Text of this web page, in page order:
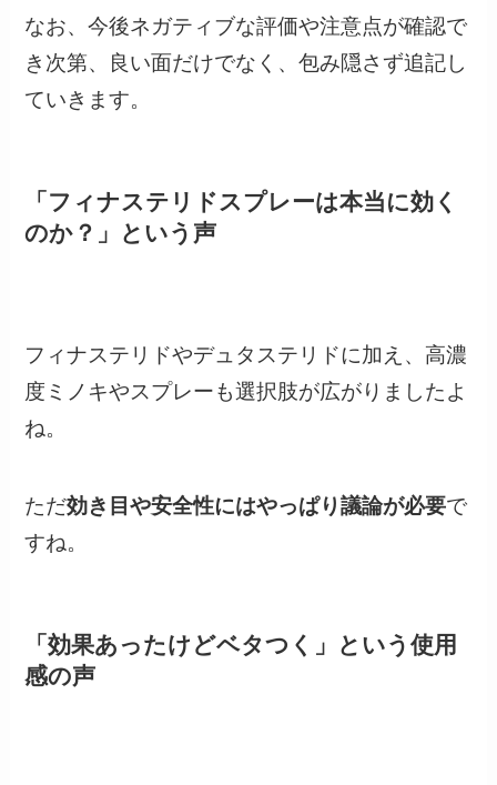
なお、今後ネガティブな評価や注意点が確認で
き次第、良い面だけでなく、包み隠さず追記し
ていきます。
「フィナステリドスプレーは本当に効く
のか？」という声
フィナステリドやデュタステリドに加え、高濃
度ミノキやスプレーも選択肢が広がりましたよ
ね。
ただ効き目や安全性にはやっぱり議論が必要で
すね。
「効果あったけどベタつく」という使用
感の声